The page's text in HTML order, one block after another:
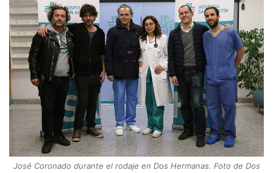
José Coronado durante el rodaje en Dos Hermanas. Foto de Dos